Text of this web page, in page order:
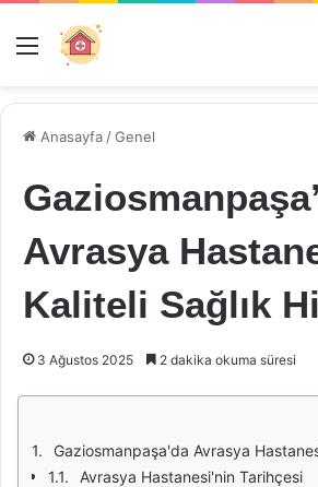
Menü
Anasayfa /Genel
Avrasya
Kaliteli Sağlık
3 Ağustos 2025 2 dakika okuma süresi
Gaziosmanpaşa'da Avrasya Hastanesi ile
Avrasya Hastanesi'nin Tarihçesi